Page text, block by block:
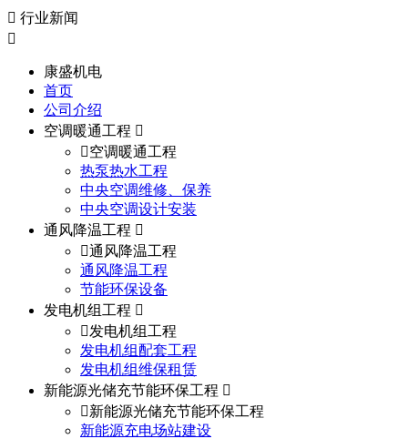
行业新闻
康盛机电
首页
公司介绍
空调暖通工程
空调暖通工程
热泵热水工程
中央空调维修、保养
中央空调设计安装
通风降温工程
通风降温工程
通风降温工程
节能环保设备
发电机组工程
发电机组工程
发电机组配套工程
发电机组维保租赁
新能源光储充节能环保工程
新能源光储充节能环保工程
新能源充电场站建设